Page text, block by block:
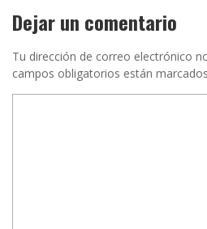
Dejar un comentario
Tu dirección de correo electrónico
campos obligatorios están